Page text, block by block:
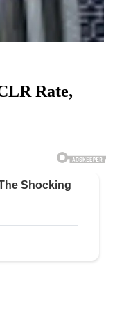
Rate,